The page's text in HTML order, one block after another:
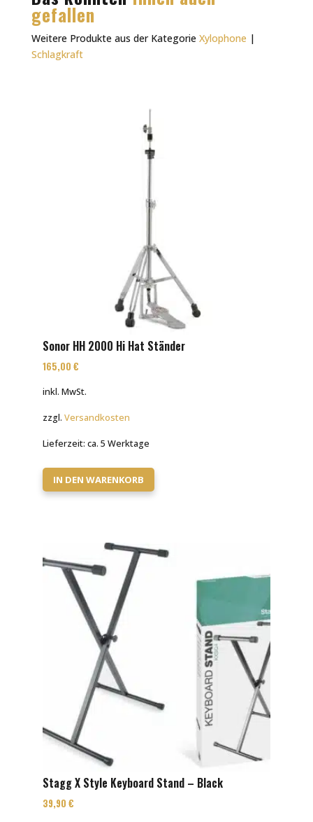
gefallen
Weitere Produkte aus der Kategorie Xylophone |
Schlagkraft
Sonor HH 2000 Hi Hat Ständer
165,00 €
inkl. MwSt.
zzgl. Versandkosten
Lieferzeit: ca. 5 Werktage
IN DEN WARENKORB
Stagg X Style Keyboard Stand – Black
39,90 €